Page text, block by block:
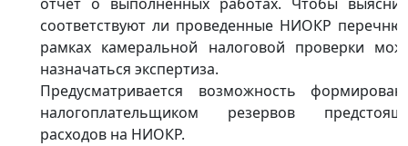
соответствуют ли проведенные НИОКР
рамках камеральной налоговой проверки
назначаться экспертиза.
Предусматривается возможность
налогоплательщиком резервов
расходов на НИОКР.